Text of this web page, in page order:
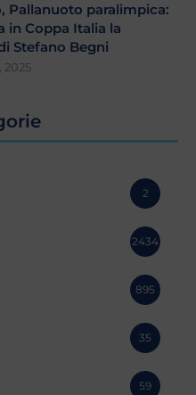
Pallanuoto paralimpica:
in Coppa Italia la
Stefano Begni
2025
2
2434
895
35
59